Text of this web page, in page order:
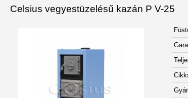
Celsius vegyestüzelésű kazán P V-25